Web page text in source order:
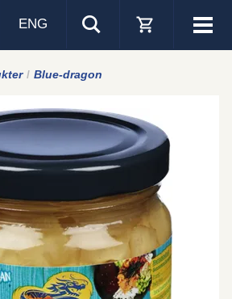
Visa
ENG
Blue-dragon